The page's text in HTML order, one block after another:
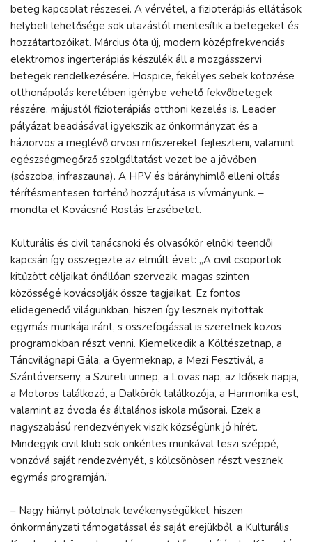
beteg kapcsolat részesei. A vérvétel, a fizioterápiás ellátások
helybeli lehetősége sok utazástól mentesítik a betegeket és
hozzátartozóikat. Március óta új, modern középfrekvenciás
elektromos ingerterápiás készülék áll a mozgásszervi
betegek rendelkezésére. Hospice, fekélyes sebek kötözése
otthonápolás keretében igénybe vehető fekvőbetegek
részére, májustól fizioterápiás otthoni kezelés is. Leader
pályázat beadásával igyekszik az önkormányzat és a
háziorvos a meglévő orvosi műszereket fejleszteni, valamint
egészségmegőrző szolgáltatást vezet be a jövőben
(sószoba, infraszauna). A HPV és bárányhimlő elleni oltás
térítésmentesen történő hozzájutása is vívmányunk. –
mondta el Kovácsné Rostás Erzsébetet.
Kulturális és civil tanácsnoki és olvasókör elnöki teendői
kapcsán így összegezte az elmúlt évet: „A civil csoportok
kitűzött céljaikat önállóan szervezik, magas szinten
közösségé kovácsolják össze tagjaikat. Ez fontos
elidegenedő világunkban, hiszen így lesznek nyitottak
egymás munkája iránt, s összefogással is szeretnek közös
programokban részt venni. Kiemelkedik a Költészetnap, a
Táncvilágnapi Gála, a Gyermeknap, a Mezi Fesztivál, a
Szántóverseny, a Szüreti ünnep, a Lovas nap, az Idősek napja,
a Motoros találkozó, a Dalkörök találkozója, a Harmonika est,
valamint az óvoda és általános iskola műsorai. Ezek a
nagyszabású rendezvények viszik községünk jó hírét.
Mindegyik civil klub sok önkéntes munkával teszi széppé,
vonzóvá saját rendezvényét, s kölcsönösen részt vesznek
egymás programján.”
– Nagy hiányt pótolnak tevékenységükkel, hiszen
önkormányzati támogatással és saját erejükből, a Kulturális